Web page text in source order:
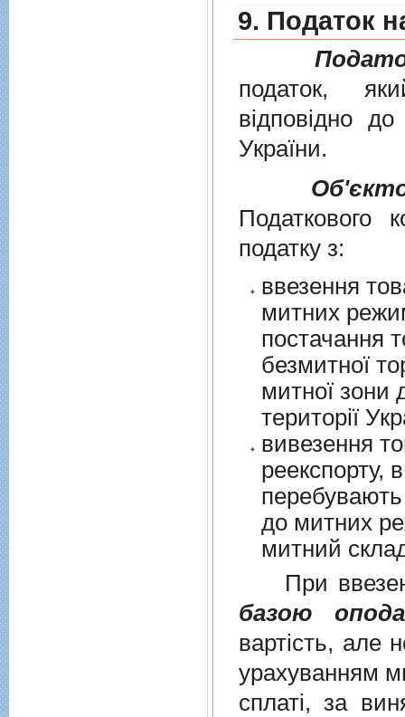
9. Податок
податок,
вiдповiдно
України.
Податкового
податку з:
ввезення
митних
постачання
безмитної
митної зони для їх
території
вивезення
реекспорту,
перебувають у
до митних
митний
При
базою
вартість, але
урахуванням
сплаті, за